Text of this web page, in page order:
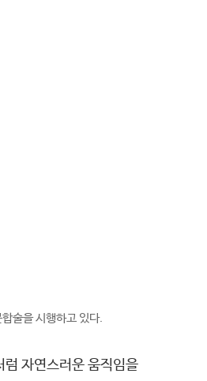
술을 시행하고 있다.
럼 자연스러운 움직임을